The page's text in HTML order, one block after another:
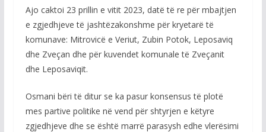
Ajo caktoi 23 prillin e vitit 2023, datë të re për mbajtjen
e zgjedhjeve të jashtëzakonshme për kryetarë të
komunave: Mitrovicë e Veriut, Zubin Potok, Leposaviq
dhe Zveçan dhe për kuvendet komunale të Zveçanit
dhe Leposaviqit.
Osmani bëri të ditur se ka pasur konsensus të plotë
mes partive politike në vend për shtyrjen e këtyre
zgjedhjeve dhe se është marrë parasysh edhe vlerësimi